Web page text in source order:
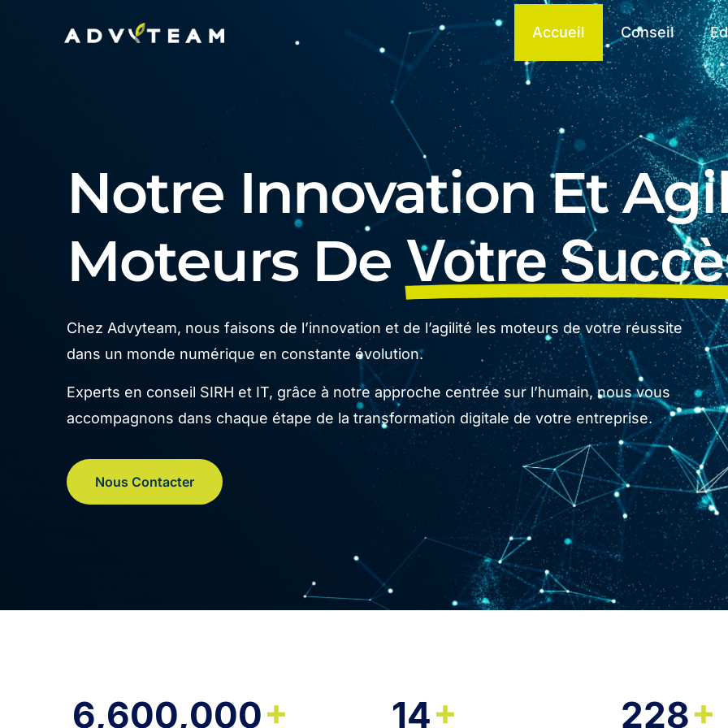
Accueil Conseil
Notre Innovation Et
Moteurs De Votre
Chez Advyteam, nous faisons de l’innovation et de l’agilité les moteurs de votre réussite
dans un monde numérique en constante évolution.
Experts en conseil SIRH et IT, grâce à notre approche centrée sur l’humain, nous vous
accompagnons dans chaque étape de la transformation digitale de votre entreprise.
Nous Contacter
6,600,000+ 14+ 228+